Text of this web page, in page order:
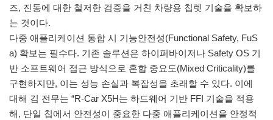
즈, 진동에 대한 철저한 검증을 거친 차량용 칩렛 기술을 확보하
는 것이다.
다중 애플리케이션 통합 시 기능안전성(Functional Safety, FuS
a) 확보는 필수다. 기존 솔루션은 하이퍼바이저나 Safety OS 기
반 소프트웨어 접근 방식으로 혼합 중요도(Mixed Criticality)를
구현하지만, 이는 성능 손실과 복잡성을 초래할 수 있다. 이에
대해 김 전무는 “R-Car X5H는 하드웨어 기반 FFI 기술을 적용
해, 단일 칩에서 안전성이 중요한 다중 애플리케이션을 안정적